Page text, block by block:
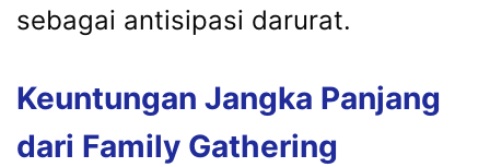
sebagai antisipasi darurat.
Keuntungan Jangka Panjang
dari Family Gathering